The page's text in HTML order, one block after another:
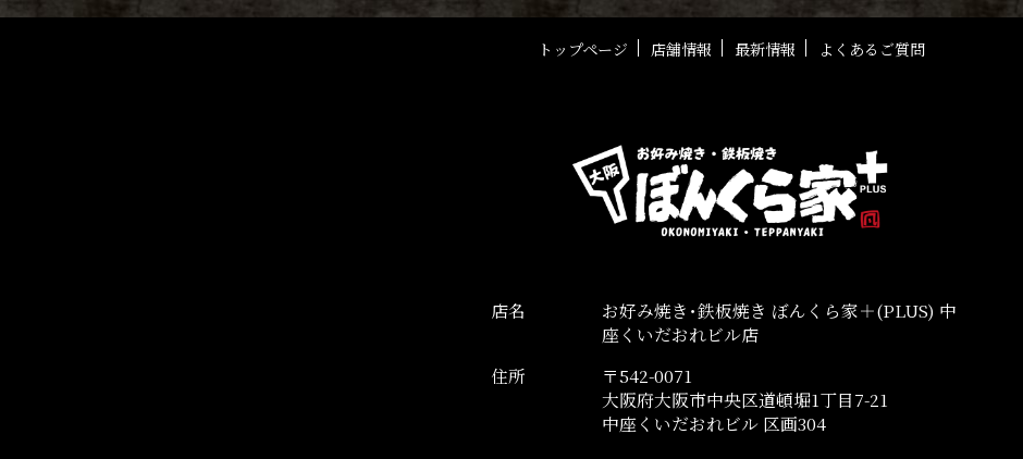
トップページ 店舗情報 最新情報 よくあるご質問
店名
お好み焼き･鉄板焼き ぼんくら家＋(PLUS) 中
座くいだおれビル店
住所
〒542-0071
大阪府大阪市中央区道頓堀1丁目7-21
中座くいだおれビル 区画304